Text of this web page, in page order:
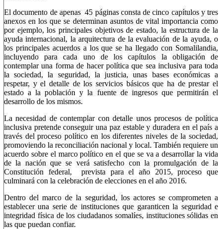
El documento de apenas 45 páginas consta de cinco capítulos y tres
anexos en los que se determinan asuntos de vital importancia como
por ejemplo, los principales objetivos de estado, la estructura de la
ayuda internacional, la arquitectura de la evaluación de la ayuda, o
los principales acuerdos a los que se ha llegado con Somalilandia,
incluyendo para cada uno de los capítulos la obligación de
contemplar una forma de hacer política que sea inclusiva para toda
la sociedad, la seguridad, la justicia, unas bases económicas a
respetar, y el detalle de los servicios básicos que ha de prestar el
estado a la población y la fuente de ingresos que permitirán el
desarrollo de los mismos.
La necesidad de contemplar con detalle unos procesos de política
inclusiva pretende conseguir una paz estable y duradera en el país a
través del proceso político en los diferentes niveles de la sociedad,
promoviendo la reconciliación nacional y local. También requiere un
acuerdo sobre el marco político en el que se va a desarrollar la vida
de la nación que se verá satisfecho con la promulgación de la
Constitución federal, prevista para el año 2015, proceso que
culminará con la celebración de elecciones en el año 2016.
Dentro del marco de la seguridad, los actores se comprometen a
establecer una serie de instituciones que garanticen la seguridad e
integridad física de los ciudadanos somalíes, instituciones sólidas en
las que puedan confiar.